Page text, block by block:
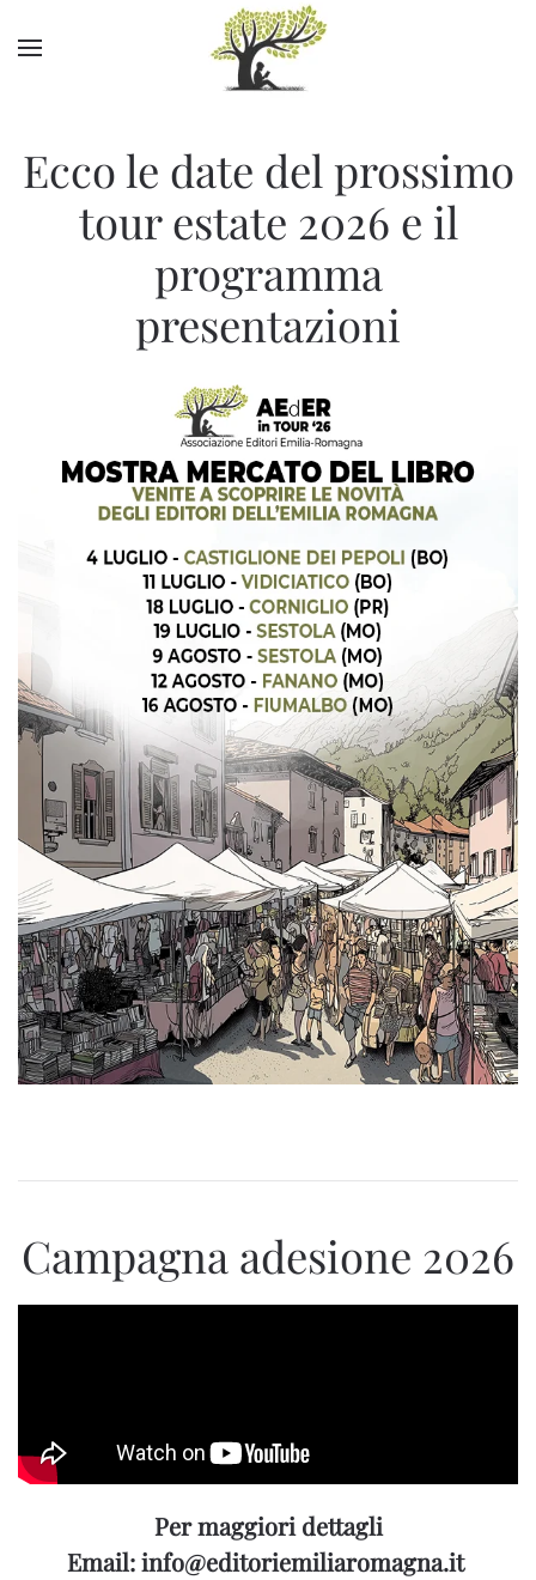
Skip to main content
Ecco le date del prossimo
tour estate 2026 e il
programma
presentazioni
Campagna adesione 2026
Per maggiori dettagli
Email: info@editoriemiliaromagna.it